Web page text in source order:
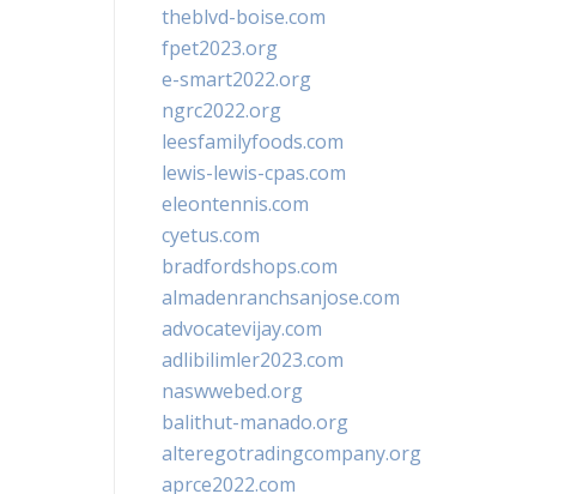
theblvd-boise.com
fpet2023.org
e-smart2022.org
ngrc2022.org
leesfamilyfoods.com
lewis-lewis-cpas.com
eleontennis.com
cyetus.com
bradfordshops.com
almadenranchsanjose.com
advocatevijay.com
adlibilimler2023.com
naswwebed.org
balithut-manado.org
alteregotradingcompany.org
aprce2022.com